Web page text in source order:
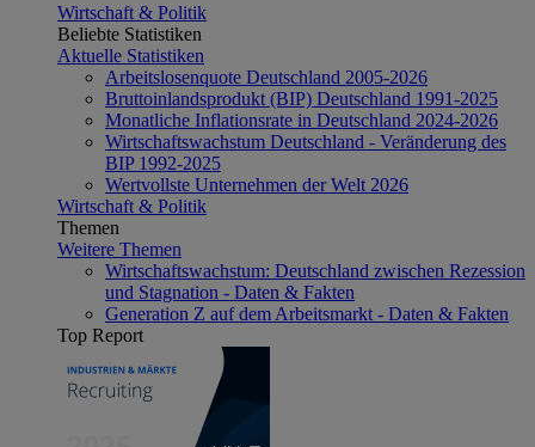
Wirtschaft & Politik
Beliebte Statistiken
Aktuelle Statistiken
Arbeitslosenquote Deutschland 2005-2026
Bruttoinlandsprodukt (BIP) Deutschland 1991-2025
Monatliche Inflationsrate in Deutschland 2024-2026
Wirtschaftswachstum Deutschland - Veränderung des
BIP 1992-2025
Wertvollste Unternehmen der Welt 2026
Wirtschaft & Politik
Themen
Weitere Themen
Wirtschaftswachstum: Deutschland zwischen Rezession
und Stagnation - Daten & Fakten
Generation Z auf dem Arbeitsmarkt - Daten & Fakten
Top Report